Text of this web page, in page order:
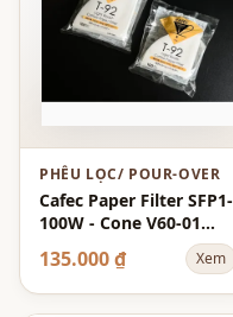
PHỄU LỌC/ POUR-OVER
Cafec Paper Filter SFP1-
100W - Cone V60-01
Cup-1 100-Sheets -
White - SFP FSC
135.000 ₫ Xem